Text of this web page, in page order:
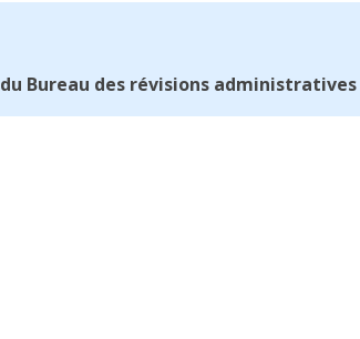
du Bureau des révisions administratives